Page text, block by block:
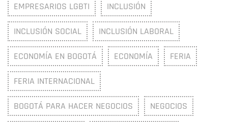
EMPRESARIOS LGBTI INCLUSIÓN
INCLUSIÓN SOCIAL INCLUSIÓN LABORAL
ECONOMÍA EN BOGOTÁ ECONOMÍA FERIA
FERIA INTERNACIONAL
BOGOTÁ PARA HACER NEGOCIOS NEGOCIOS